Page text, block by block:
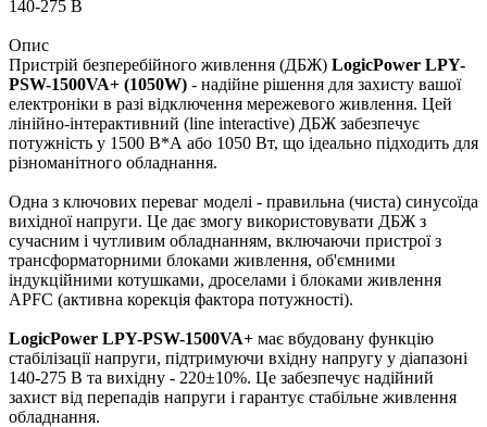
140-275 В
Опис
Пристрій безперебійного живлення (ДБЖ) LogicPower LPY-
PSW-1500VA+ (1050W) - надійне рішення для захисту вашої
електроніки в разі відключення мережевого живлення. Цей
лінійно-інтерактивний (line interactive) ДБЖ забезпечує
потужність у 1500 В*А або 1050 Вт, що ідеально підходить для
різноманітного обладнання.
Одна з ключових переваг моделі - правильна (чиста) синусоїда
вихідної напруги. Це дає змогу використовувати ДБЖ з
сучасним і чутливим обладнанням, включаючи пристрої з
трансформаторними блоками живлення, об'ємними
індукційними котушками, дроселами і блоками живлення
APFC (активна корекція фактора потужності).
LogicPower LPY-PSW-1500VA+ має вбудовану функцію
стабілізації напруги, підтримуючи вхідну напругу у діапазоні
140-275 В та вихідну - 220±10%. Це забезпечує надійний
захист від перепадів напруги і гарантує стабільне живлення
обладнання.